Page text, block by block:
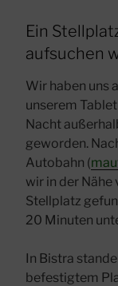
Ein
aufsuchen
Wir haben uns
unserem
Nacht
geworden.
Autobahn (
wir in der Nähe
Stellplatz
20 Minuten
In Bistra
befestigtem